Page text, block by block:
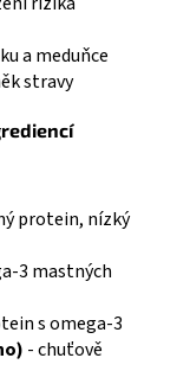
a meduňce
stravy
protein, nízký
3 mastných
s omega-3
- chuťově